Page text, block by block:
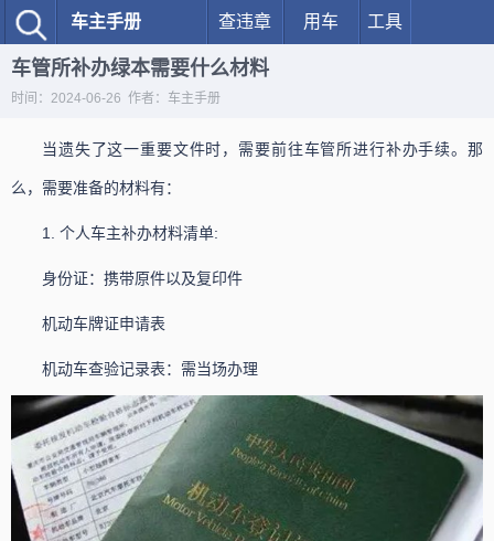
车主手册 查违章 用车 工具
车管所补办绿本需要什么材料
时间：2024-06-26 作者：车主手册
当遗失了这一重要文件时，需要前往车管所进行补办手续。那
么，需要准备的材料有：
1. 个人车主补办材料清单:
身份证：携带原件以及复印件
机动车牌证申请表
机动车查验记录表：需当场办理